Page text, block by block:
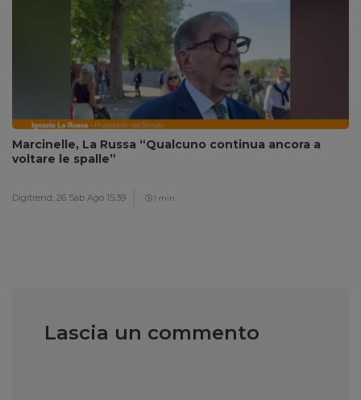
Marcinelle, La Russa “Qualcuno continua ancora a
voltare le spalle”
Digitrend, 26 Sab Ago 15:39 1 min
Lascia un commento